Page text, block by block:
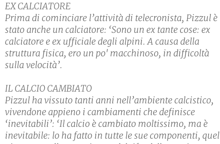
EX CALCIATORE
Prima di cominciare l’attività di telecronista, Pizzul è
stato anche un calciatore: ‘Sono un ex tante cose: ex
calciatore e ex ufficiale degli alpini. A causa della
struttura fisica, ero un po' macchinoso, in difficoltà
sulla velocità’.
IL CALCIO CAMBIATO
Pizzul ha vissuto tanti anni nell’ambiente calcistico,
vivendone appieno i cambiamenti che definisce
‘inevitabili’: ‘Il calcio è cambiato moltissimo, ma è
inevitabile: lo ha fatto in tutte le sue componenti,